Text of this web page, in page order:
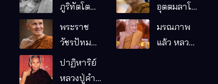
ภูริทัตโต
พระอริยเจ้า
ผู้เป็นบิดา
รมฐาน
อุตตมลาโภ
หมากอื๋อ
พระราช
วัชรปัทม
คุณ (หลวง
ปู่บัวเกตุ
มรณภาพ
แล้ว หลวง
ปาฏิหาริย์
หลวงปู่คำ